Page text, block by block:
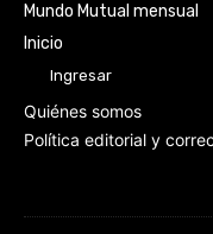
Mundo Mutual mensual
Inicio
Ingresar
Quiénes somos
Política editorial y